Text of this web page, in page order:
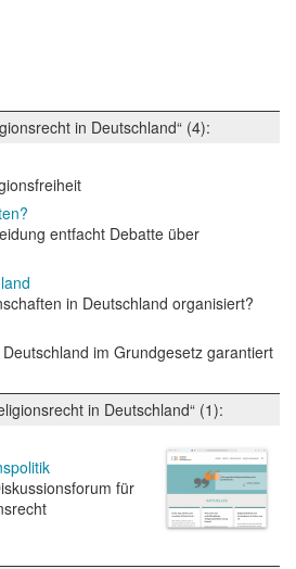
in Deutschland“ (4):
entfacht Debatte über
in Deutschland organisiert?
im Grundgesetz garantiert
in Deutschland“ (1):
für